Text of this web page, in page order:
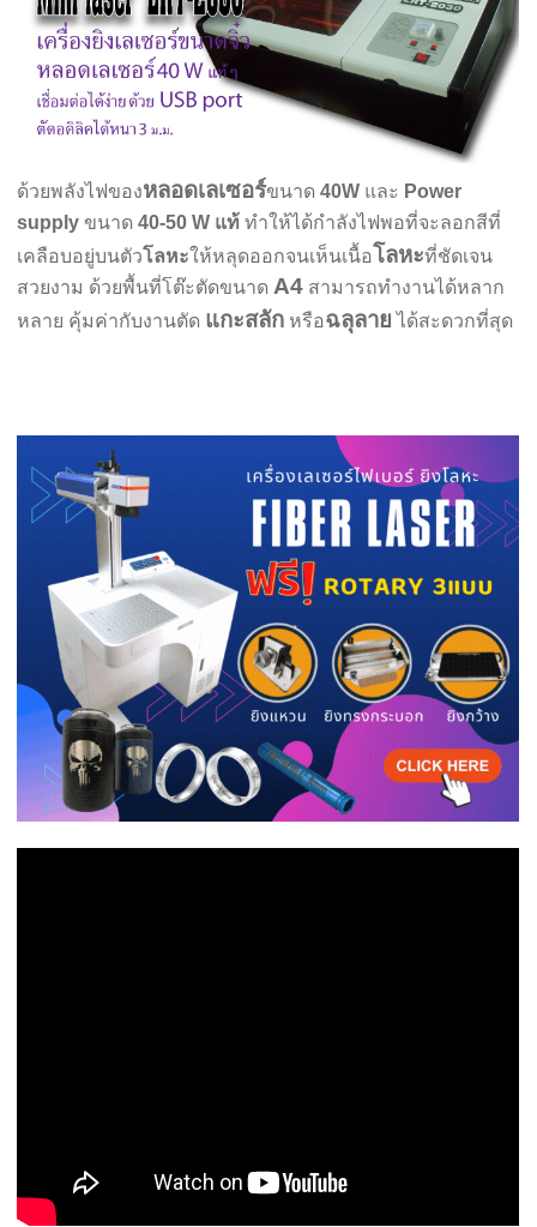
ด้วยพลังไฟของหลอดเลเซอร์ขนาด40W และ Power
supply ขนาด40-50 W แท้ทำให้ได้กำลังไฟพอที่จะลอกสีที่
เคลือบอยู่บนตัวโลหะให้หลุดออกจนเห็นเนื้อโลหะที่ชัดเจน
สวยงาม ด้วยพื้นที่โต๊ะตัดขนาด A4 สามารถทำงานได้หลาก
หลาย คุ้มค่ากับงานตัด แกะสลัก หรือฉลุลาย ได้สะดวกที่สุด